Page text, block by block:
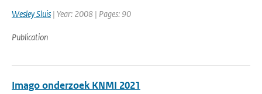
Wesley Sluis | Year: 2008 | Pages: 90
Publication
Imago onderzoek KNMI 2021